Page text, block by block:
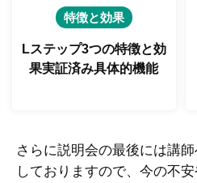
特徴と効果
Lステップ3つの特徴と効
果実証済み具体的機能
さらに説明会の最後には講
しておりますので、今の不